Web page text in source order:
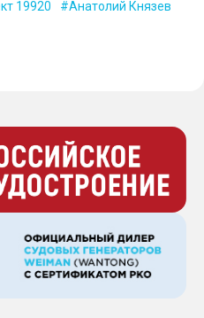
19920 Анатолий Князев